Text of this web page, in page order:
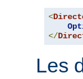
<
</
Les